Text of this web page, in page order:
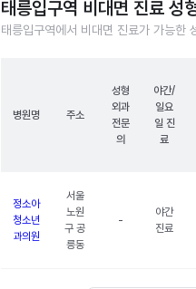
태릉입구역 비대면 진료 성
태릉입구역에서 비대면 진료가 가능한
병원명 주소
성형
외과
전문
의
야간/
일요
일 진
료
정소아
청소년
과의원
서울
노원
구 공
릉동
-
야간
진료